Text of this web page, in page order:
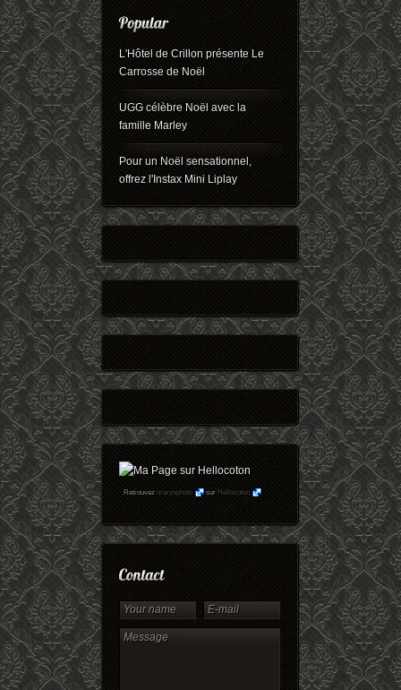
L'Hôtel de Crillon présente Le
Carrosse de Noël
UGG célèbre Noël avec la
famille Marley
Pour un Noël sensationnel,
offrez l'Instax Mini Liplay
Retrouvezmaryophoto surHellocoton